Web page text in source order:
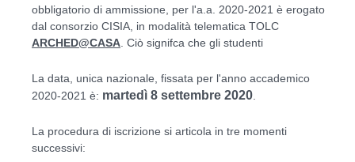
obbligatorio di ammissione, per l'a.a. 2020-2021 è erogato
dal consorzio CISIA, in modalità telematica TOLC
ARCHED@CASA . Ciò signifca che gli studenti
La data, unica nazionale, fissata per l'anno accademico
2020-2021 è: martedì 8 settembre 2020
La procedura di iscrizione si articola in tre momenti
successivi: